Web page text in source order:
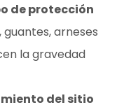
de protección
guantes, arneses
la gravedad
del sitio